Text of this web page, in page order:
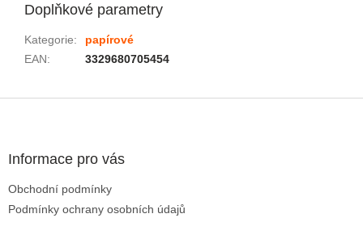
Doplňkové parametry
Kategorie:
papírové
EAN: 3329680705454
Informace pro vás
Obchodní podmínky
Podmínky ochrany osobních údajů